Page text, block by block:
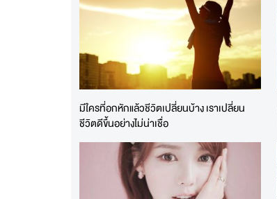
มีใครที่อกหักแล้วชีวิตเปลี่ยนบ้าง เราเปลี่ยน
ชีวิตดีขึ้นอย่างไม่น่าเชื่อ